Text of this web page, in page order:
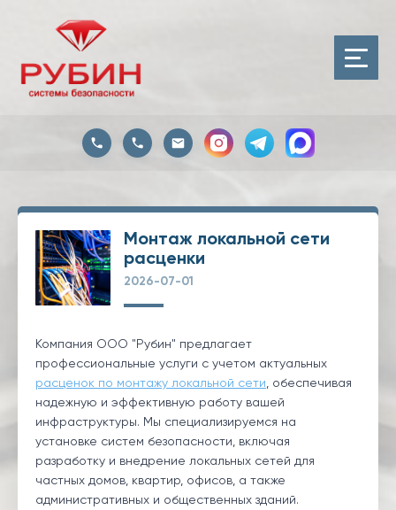
Монтаж локальной сети
расценки
2026-07-01
Компания ООО "Рубин" предлагает
профессиональные услуги с учетом актуальных
расценок по монтажу локальной сети , обеспечивая
надежную и эффективную работу вашей
инфраструктуры. Мы специализируемся на
установке систем безопасности, включая
разработку и внедрение локальных сетей для
частных домов, квартир, офисов, а также
административных и общественных зданий.